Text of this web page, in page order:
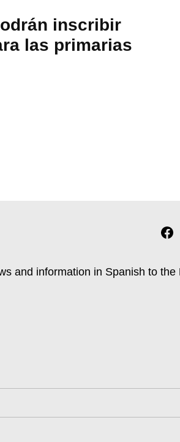
inscribir
las primarias
and information in Spanish to the